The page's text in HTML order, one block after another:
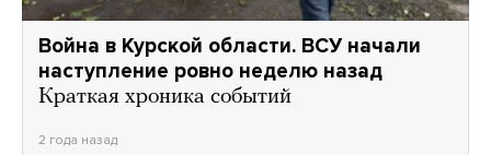
Война в Курской области. ВСУ начали
наступление ровно неделю назад
Краткая хроника событий
2 года назад